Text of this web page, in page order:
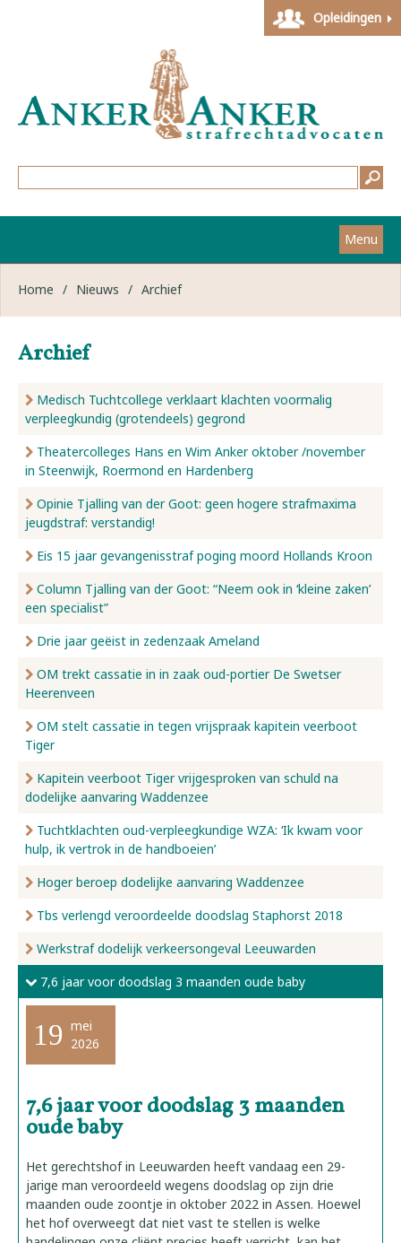
Opleidingen
Menu
Home
Strafzaken
Werkwijze
Nieuws
Over ons
Contact
Home / Nieuws / Archief
Archief
Medisch Tuchtcollege verklaart klachten voormalig
verpleegkundig (grotendeels) gegrond
Theatercolleges Hans en Wim Anker oktober /november
in Steenwijk, Roermond en Hardenberg
Opinie Tjalling van der Goot: geen hogere strafmaxima
jeugdstraf: verstandig!
Eis 15 jaar gevangenisstraf poging moord Hollands Kroon
Column Tjalling van der Goot: “Neem ook in ‘kleine zaken’
een specialist”
Drie jaar geëist in zedenzaak Ameland
OM trekt cassatie in in zaak oud-portier De Swetser
Heerenveen
OM stelt cassatie in tegen vrijspraak kapitein veerboot
Tiger
Kapitein veerboot Tiger vrijgesproken van schuld na
dodelijke aanvaring Waddenzee
Tuchtklachten oud-verpleegkundige WZA: ‘Ik kwam voor
hulp, ik vertrok in de handboeien’
Hoger beroep dodelijke aanvaring Waddenzee
Tbs verlengd veroordeelde doodslag Staphorst 2018
Werkstraf dodelijk verkeersongeval Leeuwarden
7,6 jaar voor doodslag 3 maanden oude baby
19 mei
2026
7,6 jaar voor doodslag 3 maanden
oude baby
Het gerechtshof in Leeuwarden heeft vandaag een 29-
jarige man veroordeeld wegens doodslag op zijn drie
maanden oude zoontje in oktober 2022 in Assen. Hoewel
het hof overweegt dat niet vast te stellen is welke